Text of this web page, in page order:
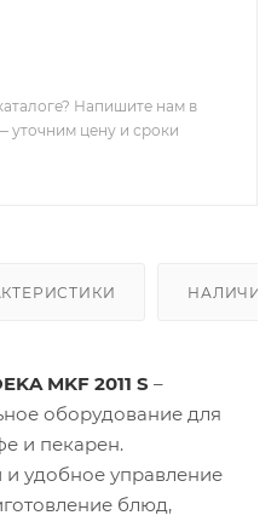
Напишите нам в
уточним цену и сроки
НАЛИЧИЕ
MKF 2011 S –
оборудование для
и пекарен.
удобное управление
блюд,